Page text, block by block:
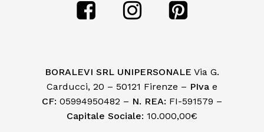
BORALEVI SRL UNIPERSONALE Via G.
Carducci, 20 – 50121 Firenze – PIvae
CF: 05994950482 – N. REA: FI-591579 –
Capitale Sociale: 10.000,00€